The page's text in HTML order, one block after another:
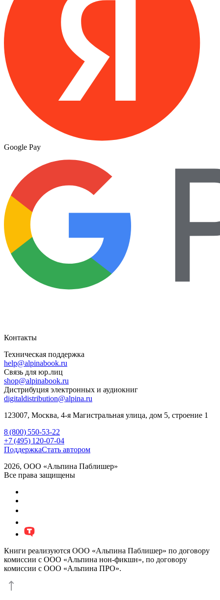
Google Pay
Контакты
Техническая поддержка
help@alpinabook.ru
Связь для юр.лиц
shop@alpinabook.ru
Дистрибуция электронных и аудиокниг
digitaldistribution@alpina.ru
123007, Москва, 4-я Магистральная улица, дом 5, строение 1
8 (800) 550-53-22
+7 (495) 120-07-04
ПоддержкаСтать автором
2026, ООО «Альпина Паблишер»
Все права защищены
Книги реализуются ООО «Альпина Паблишер» по договору
комиссии с ООО «Альпина нон-фикшн», по договору
комиссии с ООО «Альпина ПРО».